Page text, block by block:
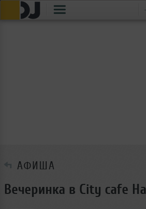
АФИША
Вечеринка в City cafe